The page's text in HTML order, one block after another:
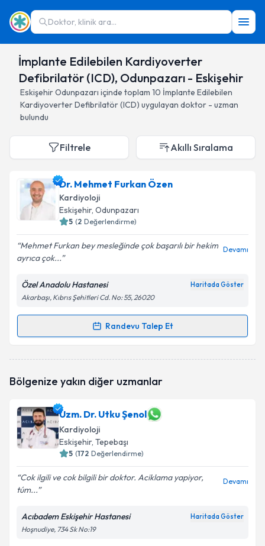
Doktor, klinik ara...
İmplante Edilebilen Kardiyoverter
Defibrilatör (ICD), Odunpazarı - Eskişehir
EskişehirOdunpazarı içinde toplam 10 İmplante Edilebilen
Kardiyoverter Defibrilatör (ICD) uygulayan doktor - uzman
bulundu
Filtrele Akıllı Sıralama
Dr. Mehmet Furkan Özen
Kardiyoloji
Eskişehir, Odunpazarı
5 (2 Değerlendirme)
Mehmet Furkan bey mesleğinde çok başarılı bir hekim
ayrıca çok...
Devamı
Özel Anadolu Hastanesi Haritada Göster
Akarbaşı, Kıbrıs Şehitleri Cd. No: 55, 26020
Randevu Talep Et
Randevu Takvimi Talebi
oluşturun. Size bu uzmandan randevu almanız için bir
E-posta Adresiniz
Kişisel verilerimin işlenmesine ilişkinAydınlatma
Bölgenize yakın diğer uzmanlar
Uzm. Dr. Utku Şenol
Kardiyoloji
Eskişehir, Tepebaşı
5 (172 Değerlendirme)
Cok ilgili ve cok bilgili bir doktor. Aciklama yapiyor,
túm...
Devamı
Acıbadem Eskişehir Hastanesi Haritada Göster
Hoşnudiye, 734 Sk No:19